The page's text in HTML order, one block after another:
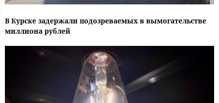
В Курске задержали подозреваемых в вымогательстве
миллиона рублей